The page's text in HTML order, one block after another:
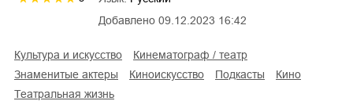
Добавлено 09.12.2023 16:42
культура и искусство
кинематограф / театр
знаменитые актеры
киноискусство подкасты
кино
театральная жизнь